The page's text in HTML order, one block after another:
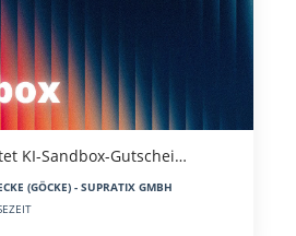
KI-Sandbox-Gutschei…
(GÖCKE) - SUPRATIX GMBH